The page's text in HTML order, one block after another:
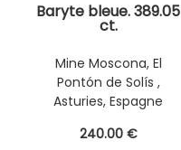
Baryte bleue. 389.05
ct.
Mine Moscona, El
Pontón de Solís ,
Asturies, Espagne
240.00 €